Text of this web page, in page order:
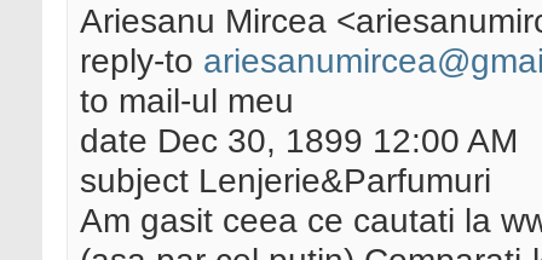
Ariesanu Mircea
reply-to
to mail-ul meu
date Dec 30, 1899 12:00 AM
subject Lenjerie&Parfumuri
Am gasit ceea ce cautati la